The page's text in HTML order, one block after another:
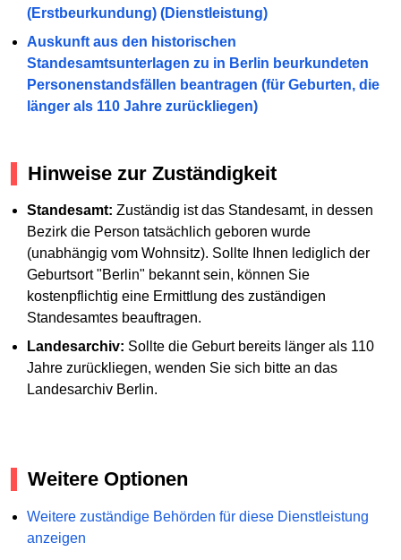
(Erstbeurkundung) (Dienstleistung)
Auskunft aus den historischen
Standesamtsunterlagen zu in Berlin beurkundeten
Personenstandsfällen beantragen (für Geburten, die
länger als 110 Jahre zurückliegen)
Hinweise zur Zuständigkeit
Standesamt: Zuständig ist das Standesamt, in dessen
Bezirk die Person tatsächlich geboren wurde
(unabhängig vom Wohnsitz). Sollte Ihnen lediglich der
Geburtsort "Berlin" bekannt sein, können Sie
kostenpflichtig eine Ermittlung des zuständigen
Standesamtes beauftragen.
Landesarchiv: Sollte die Geburt bereits länger als 110
Jahre zurückliegen, wenden Sie sich bitte an das
Landesarchiv Berlin.
Weitere Optionen
Weitere zuständige Behörden für diese Dienstleistung
anzeigen